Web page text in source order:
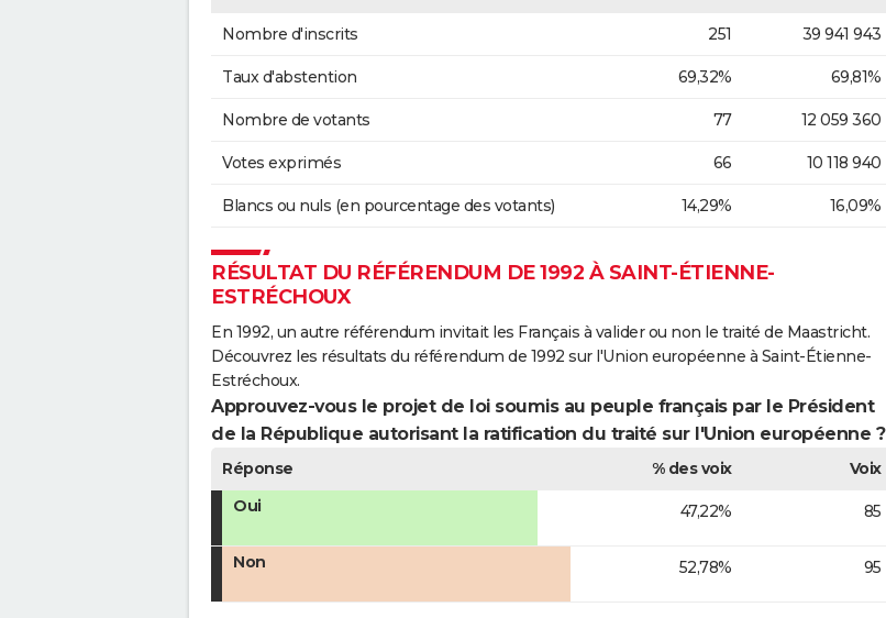
Nombre d'inscrits 251 39 941 943
Taux d'abstention 69,32% 69,81%
Nombre de votants 77 12 059 360
Votes exprimés 66 10 118 940
Blancs ou nuls (en pourcentage des votants) 14,29% 16,09%
RÉSULTAT DU RÉFÉRENDUM DE 1992 À SAINT-ÉTIENNE-
ESTRÉCHOUX
En 1992, un autre référendum invitait les Français à valider ou non le traité de Maastricht.
Découvrez les résultats du référendum de 1992 sur l'Union européenne à Saint-Étienne-
Estréchoux.
Approuvez-vous le projet de loi soumis au peuple français par le Président
de la République autorisant la ratification du traité sur l'Union européenne ?
Réponse % des voix
Voix
Oui
47,22% 85
Non 52,78% 95